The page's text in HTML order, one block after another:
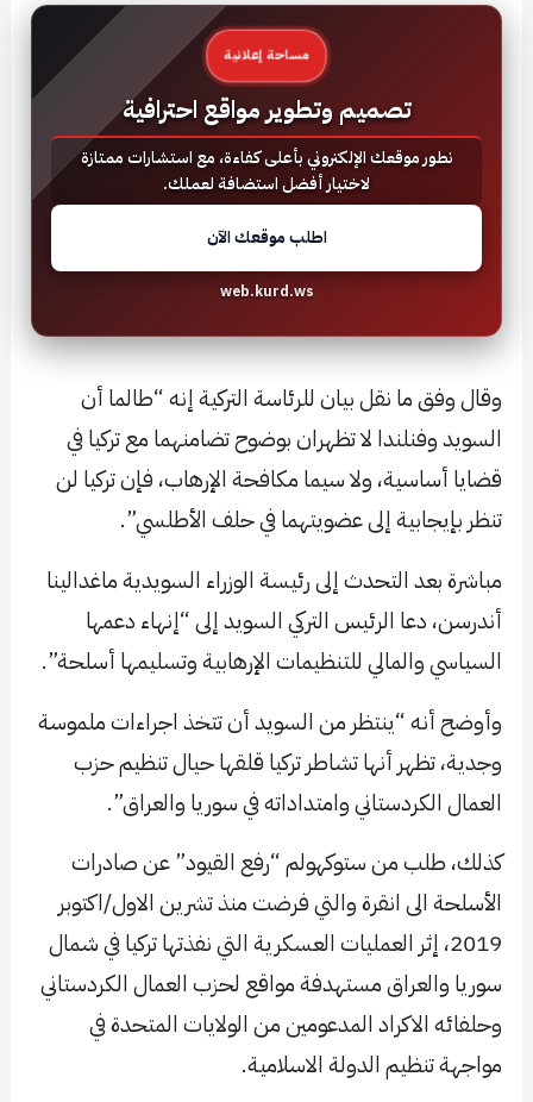
مساحة إعلانية
تصميم وتطوير مواقع احترافية
نطور موقعك الإلكتروني بأعلى كفاءة، مع استشارات ممتازة
لاختيار أفضل استضافة لعملك.
اطلب موقعك الآن
web.kurd.ws
وقال وفق ما نقل بيان للرئاسة التركية إنه “طالما أن
السويد وفنلندا لا تظهران بوضوح تضامنهما مع تركيا في
قضايا أساسية، ولا سيما مكافحة الإرهاب، فإن تركيا لن
تنظر بإيجابية إلى عضويتهما في حلف الأطلسي”.
مباشرة بعد التحدث إلى رئيسة الوزراء السويدية ماغدالينا
أندرسن، دعا الرئيس التركي السويد إلى “إنهاء دعمها
السياسي والمالي للتنظيمات الإرهابية وتسليمها أسلحة”.
وأوضح أنه “ينتظر من السويد أن تتخذ اجراءات ملموسة
وجدية، تظهر أنها تشاطر تركيا قلقها حيال تنظيم حزب
العمال الكردستاني وامتداداته في سوريا والعراق”.
كذلك، طلب من ستوكهولم “رفع القيود” عن صادرات
الأسلحة الى انقرة والتي فرضت منذ تشرين الاول/اكتوبر
2019، إثر العمليات العسكرية التي نفذتها تركيا في شمال
سوريا والعراق مستهدفة مواقع لحزب العمال الكردستاني
وحلفائه الاكراد المدعومين من الولايات المتحدة في
مواجهة تنظيم الدولة الاسلامية.